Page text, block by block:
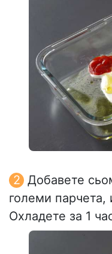
Добавете
големи парчета,
Охладете за 1